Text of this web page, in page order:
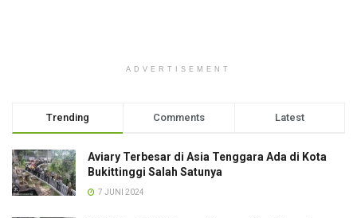
ADVERTISEMENT
Trending Comments Latest
Aviary Terbesar di Asia Tenggara Ada di Kota
Bukittinggi Salah Satunya
7 JUNI 2024